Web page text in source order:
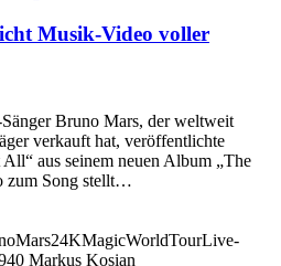
Musik-Video voller
Bruno Mars, der weltweit
verkauft hat, veröffentlichte
aus seinem neuen Album „The
zum Song stellt…
Markus Kosian